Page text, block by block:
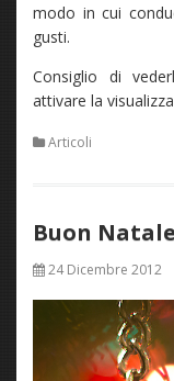
modo in cui
gusti.
Consiglio di
attivare la
Articoli
Buon
24 Dicembre 2012